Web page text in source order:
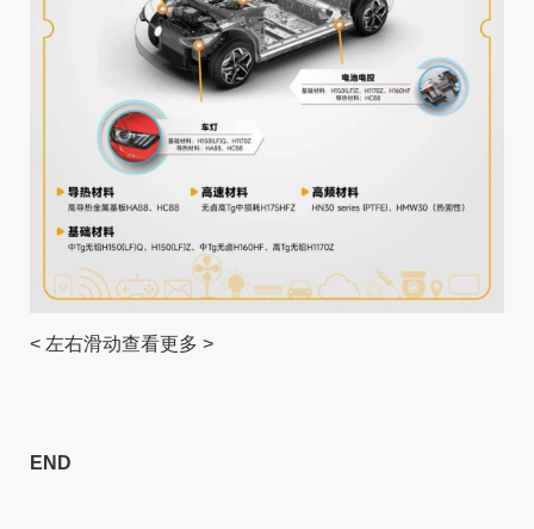
< 左右滑动查看更多 >
END